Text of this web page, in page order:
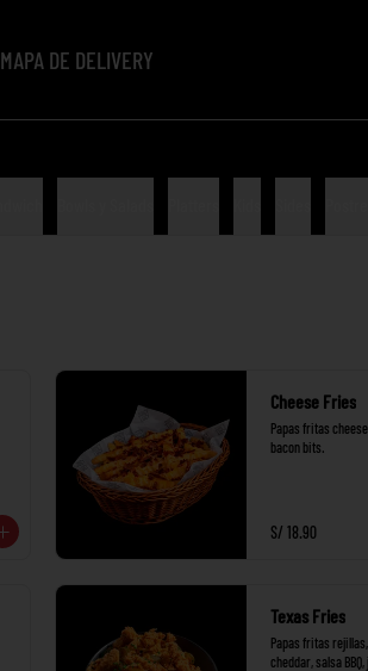
MAPA DE DELIVERY
Cheese Fries
Papas fritas
bacon bits.
S/ 18.90
Texas Fries
Papas fritas
cheddar, salsa